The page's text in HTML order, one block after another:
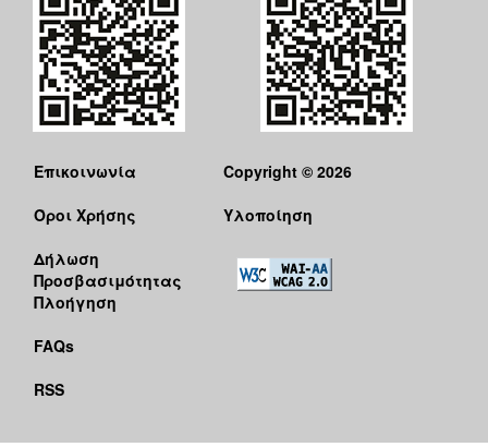
Επικοινωνία
Όροι Χρήσης
Δήλωση
Προσβασιμότητας
Πλοήγηση
FAQs
RSS
Copyright © 2026
Υλοποίηση